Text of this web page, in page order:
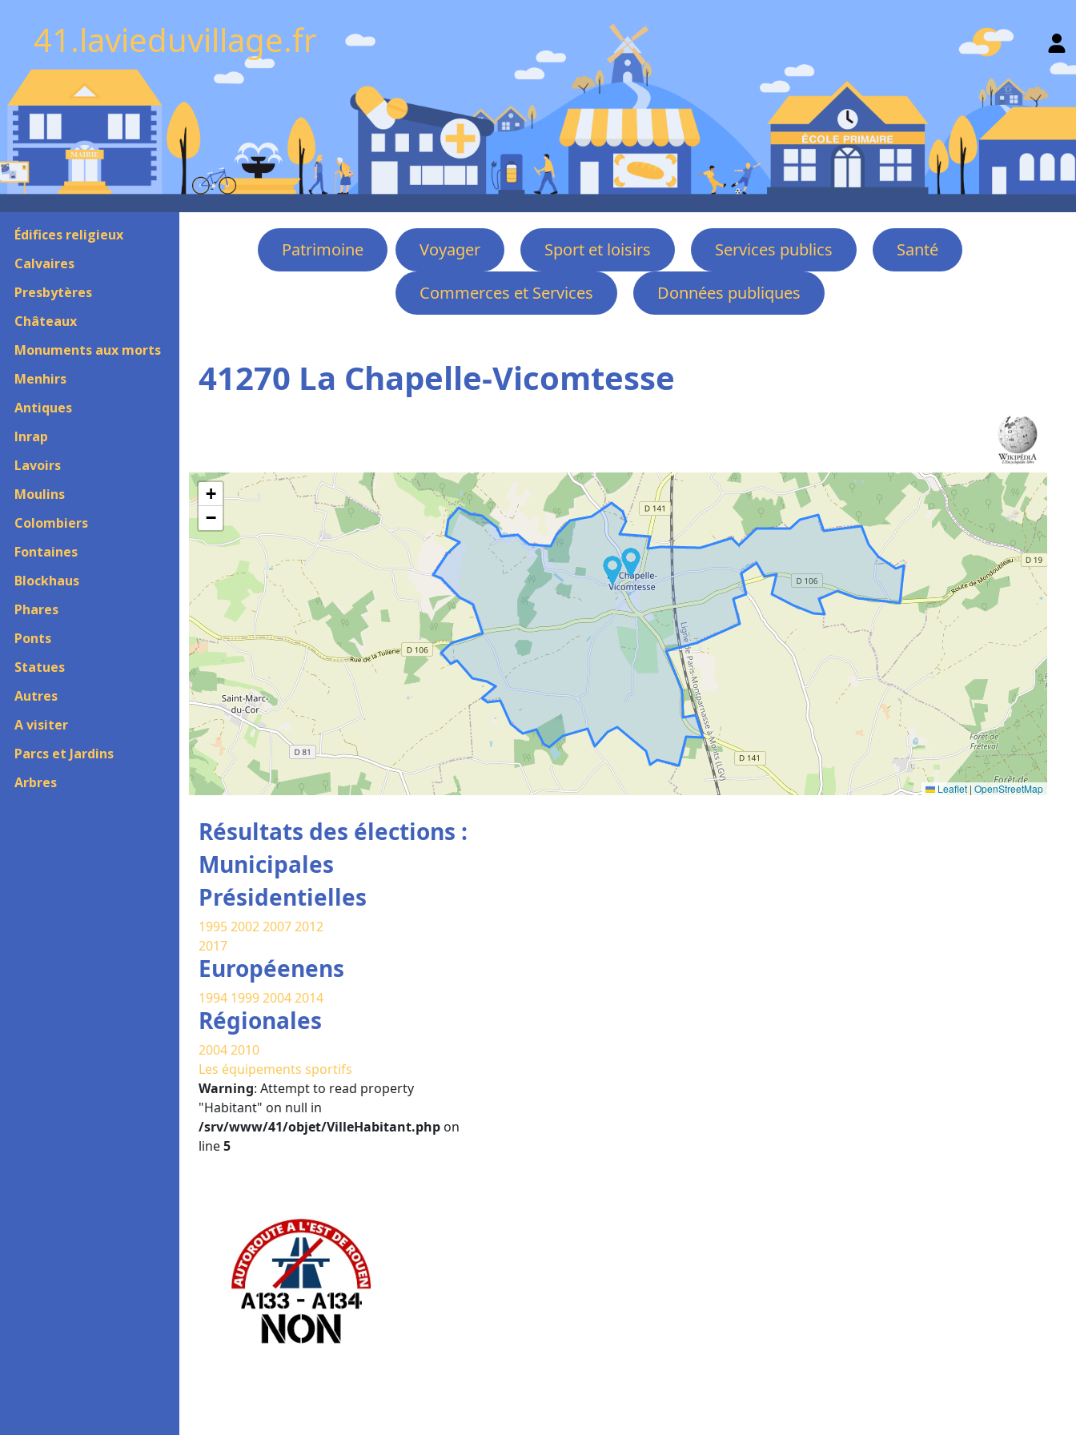
41.lavieduvillage.fr
Édifices religieux
Calvaires
Presbytères
Châteaux
Monuments aux morts
Menhirs
Antiques
Inrap
Lavoirs
Moulins
Colombiers
Fontaines
Blockhaus
Phares
Ponts
Statues
Autres
A visiter
Parcs et Jardins
Arbres
Patrimoine Voyager Sport et loisirs Services publics
Santé
Commerces et Services
Données publiques
41270 La Chapelle-Vicomtesse
+
−
Leaflet | OpenStreetMap
Résultats des élections :
Municipales
Présidentielles
1995200220072012
2017
Européenens
1994 199920042014
Régionales
20042010
Les équipements sportifs
Warning: Attempt to read property
"Habitant" on null in
/srv/www/41/objet/VilleHabitant.php on
line5